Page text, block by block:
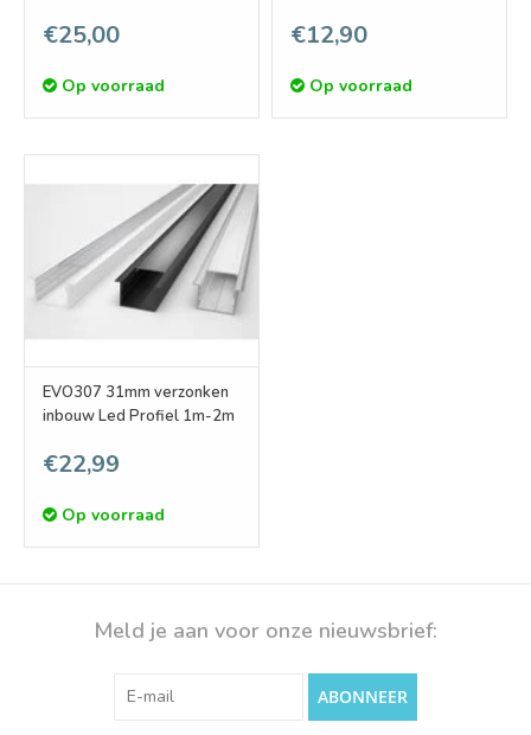
€25,00
Op voorraad
€12,90
Op voorraad
EVO307 31mm verzonken
inbouw Led Profiel 1m-2m
€22,99
Op voorraad
Meld je aan voor onze nieuwsbrief:
ABONNEER